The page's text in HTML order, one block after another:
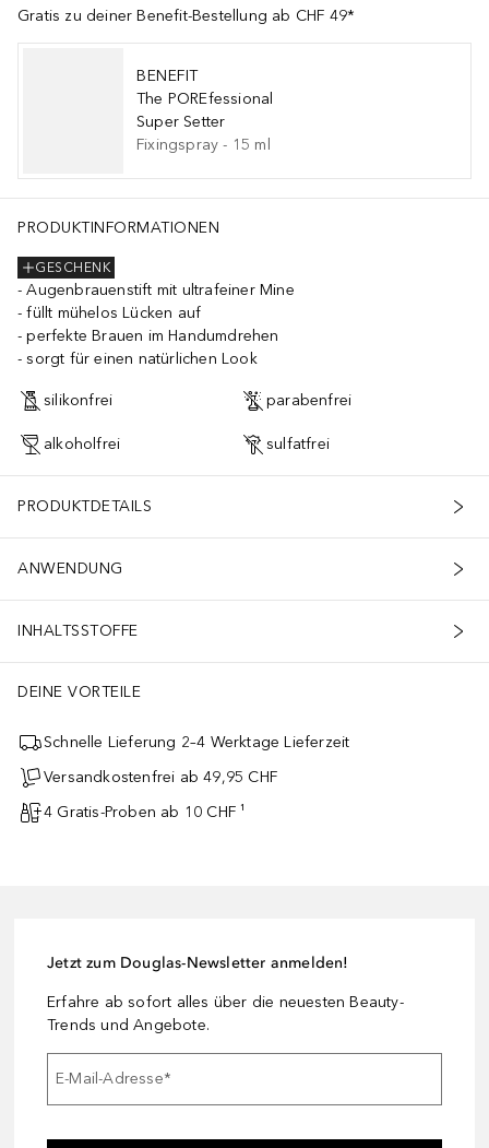
Gratis zu deiner Benefit-Bestellung ab CHF 49*
BENEFIT
The POREfessional
Super Setter
Fixingspray - 15 ml
PRODUKTINFORMATIONEN
GESCHENK
Augenbrauenstift mit ultrafeiner Mine
füllt mühelos Lücken auf
perfekte Brauen im Handumdrehen
sorgt für einen natürlichen Look
silikonfrei parabenfrei
alkoholfrei sulfatfrei
PRODUKTDETAILS
ANWENDUNG
INHALTSSTOFFE
DEINE VORTEILE
Schnelle Lieferung 2–4 Werktage Lieferzeit
Versandkostenfrei ab 49,95 CHF
4 Gratis-Proben ab 10 CHF ¹
Jetzt zum Douglas-Newsletter anmelden!
Erfahre ab sofort alles über die neuesten Beauty-
Trends und Angebote.
E-Mail-Adresse*